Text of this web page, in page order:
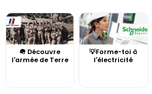
🪖 Découvre
l'armée de Terre
💡Forme-toi à
l'électricité